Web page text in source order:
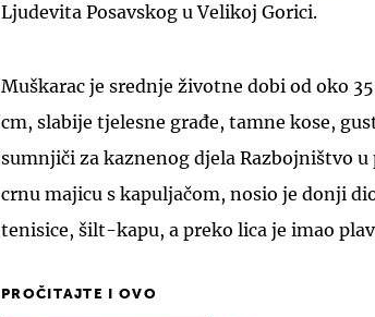
Ljudevita Posavskog u Velikoj Gorici.
Muškarac je srednje životne dobi od oko
cm, slabije tjelesne građe, tamne kose,
sumnjiči za kaznenog djela Razbojništvo u
crnu majicu s kapuljačom, nosio je donji
tenisice, šilt-kapu, a preko lica je imao
PROČITAJTE I OVO